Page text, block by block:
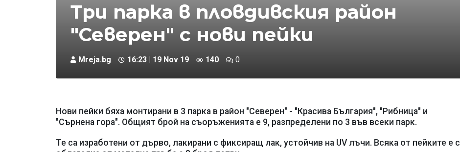
Три парка в пловдивския район
"Северен" с нови пейки
Mreja.bg 16:23 | 19 Nov 19 140 0
Нови пейки бяха монтирани в 3 парка в район "Северен" - "Красива България", "Рибница" и
"Сърнена гора". Общият брой на съоръженията е 9, разпределени по 3 във всеки парк.
Те са изработени от дърво, лакирани с фиксиращ лак, устойчив на UV лъчи. Всяка от пейките е с